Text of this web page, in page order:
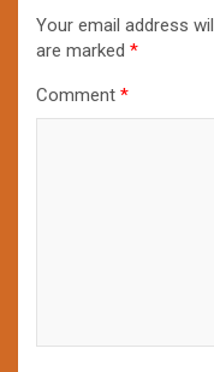
Your email address
are marked *
Comment *